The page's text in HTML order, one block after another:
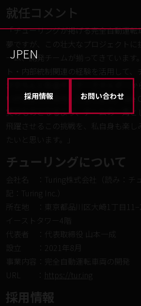
EN
JP
採用情報 お問い合わせ
就任コメント
「チューリングが掲げる完全自動運
夢ですが、この壮大なプロジェクトに
ーム、開発チームが揃ってきています
ト・内部統制関連の経験を活用して、
がきちんと社会やステークホルダーか
いけるように尽力して参ります。”We
実のものとなるよう、チームの一角と
飛躍させるこの挑戦を、私自身も楽し
たいと思います。」
チューリングについて
会社名 ：Turing株式会社（読み：チ
記：Turing Inc.）
所在地 ：東京都品川区大崎1丁目
イーストタワー4階
代表者 ：代表取締役 ⼭本⼀成
設⽴ ：2021年8⽉
事業内容：完全自動運転車両の開発
URL ： https://tur.ing
採⽤情報